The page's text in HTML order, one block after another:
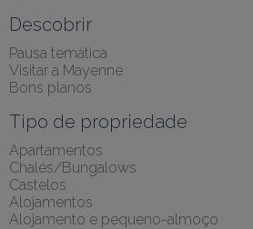
Descobrir
Pausa temática
Visitar a Mayenne
Bons planos
Tipo de propriedade
Apartamentos
Chalés/Bungalows
Castelos
Alojamentos
Alojamento e pequeno-almoço